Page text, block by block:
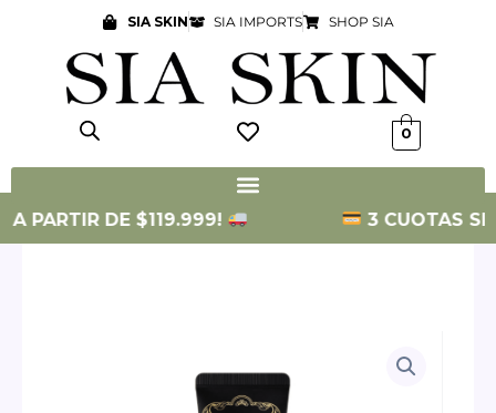
contenido
SIA SKIN SIA IMPORTS SHOP SIA
0
DE $119.999! 3 CUOTAS SIN